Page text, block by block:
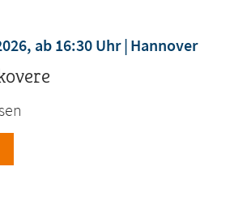
ab 16:30 Uhr Hannover